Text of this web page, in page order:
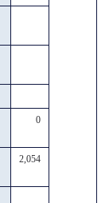
0
2,054